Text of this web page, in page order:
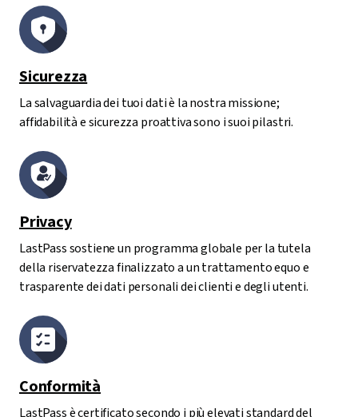
Sicurezza
La salvaguardia dei tuoi dati è la nostra missione;
affidabilità e sicurezza proattiva sono i suoi pilastri.
Privacy
LastPass sostiene un programma globale per la tutela
della riservatezza finalizzato a un trattamento equo e
trasparente dei dati personali dei clienti e degli utenti.
Conformità
LastPass è certificato secondo i più elevati standard del